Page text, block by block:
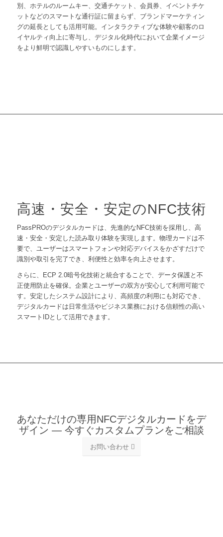
別、ホテルのルームキー、交通チケット、会員券、イベントチケ
ットなどのスマートな通行証に留まらず、ブランドマーケティン
グの延長としても活用可能。インタラクティブな体験や顧客のロ
イヤルティ向上に寄与し、デジタル化時代において企業イメージ
をより鮮明で認識しやすいものにします。
高速・安全・安定のNFC技術
PassPROのデジタルカードは、先進的なNFC技術を採用し、高
速・安全・安定した読み取り体験を実現します。物理カードは不
要で、ユーザーはスマートフォンや対応デバイスをかざすだけで
識別や取引を完了でき、利便性と効率を向上させます。
さらに、ECP 2.0暗号化技術と統合することで、データ保護と不
正使用防止を確保。企業とユーザーの双方が安心して利用可能で
す。安定したシステム設計により、高頻度の利用にも対応でき、
デジタルカードは日常生活やビジネス業務における信頼性の高い
スマートIDとして活用できます。
あなただけの専用NFCデジタルカードをデ
ザイン — 今すぐカスタムプランをご相談
お問い合わせ